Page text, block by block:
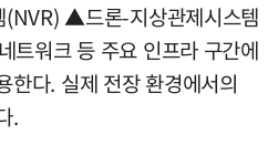
▲드론-지상관제시스템
워크 등 주요 인프라 구간에
한다. 실제 전장 환경에서의
.